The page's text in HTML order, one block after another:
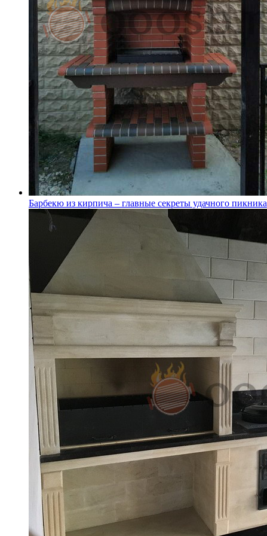
Барбекю из кирпича – главные секреты удачного пикника